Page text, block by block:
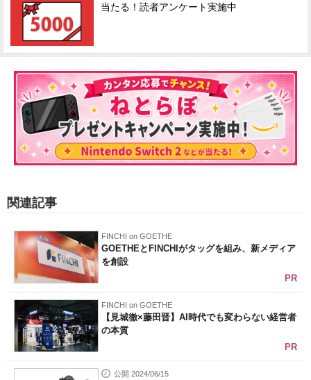
当たる！読者アンケート実施中
関連記事
FINCHI on GOETHE
GOETHEとFINCHIがタッグを組み、新メディア
を創設
PR
FINCHI on GOETHE
【見城徹×藤田晋】AI時代でも変わらない経営者
の本質
PR
公開 2024/06/15